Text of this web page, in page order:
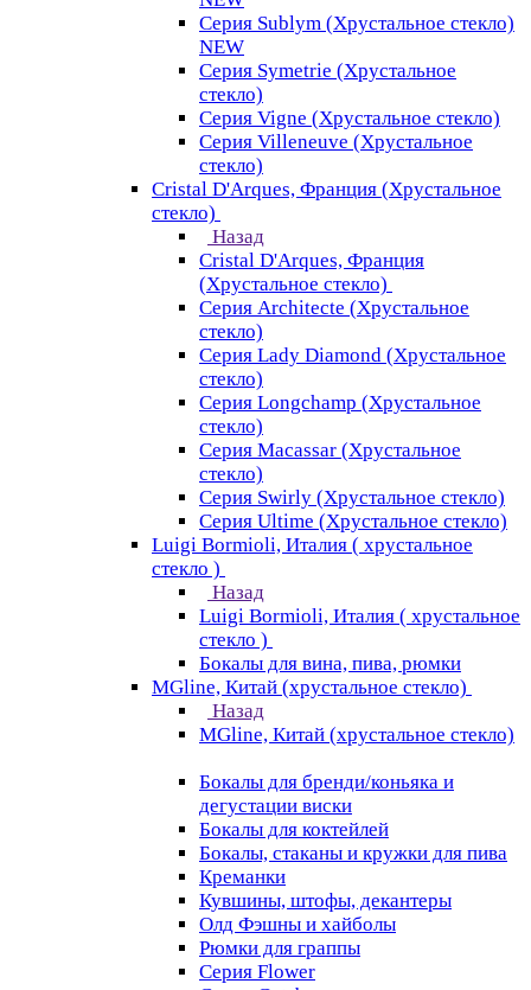
Серия Sublym (Хрустальное стекло)
NEW
Серия Symetrie (Хрустальное
стекло)
Серия Vigne (Хрустальное стекло)
Серия Villeneuve (Хрустальное
стекло)
Cristal D'Arques, Франция (Хрустальное
стекло)
Назад
Cristal D'Arques, Франция
(Хрустальное стекло)
Серия Architecte (Хрустальное
стекло)
Серия Lady Diamond (Хрустальное
стекло)
Серия Longchamp (Хрустальное
стекло)
Серия Macassar (Хрустальное
стекло)
Серия Swirly (Хрустальное стекло)
Серия Ultime (Хрустальное стекло)
Luigi Bormioli, Италия ( хрустальное
стекло )
Назад
Luigi Bormioli, Италия ( хрустальное
стекло )
Бокалы для вина, пива, рюмки
MGline, Китай (хрустальное стекло)
Назад
MGline, Китай (хрустальное стекло)
Бокалы для бренди/коньяка и
дегустации виски
Бокалы для коктейлей
Бокалы, стаканы и кружки для пива
Креманки
Кувшины, штофы, декантеры
Олд Фэшны и хайболы
Рюмки для граппы
Серия Flower